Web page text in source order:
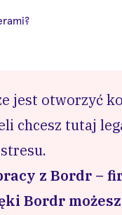
jest otworzyć
chcesz tutaj
z Bordr –
Bordr